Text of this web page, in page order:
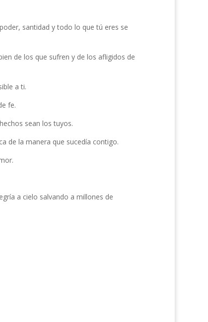
santidad y todo lo que tú eres se
de los que sufren y de los afligidos de
a ti.
fe.
sean los tuyos.
de la manera que sucedía contigo.
a cielo salvando a millones de